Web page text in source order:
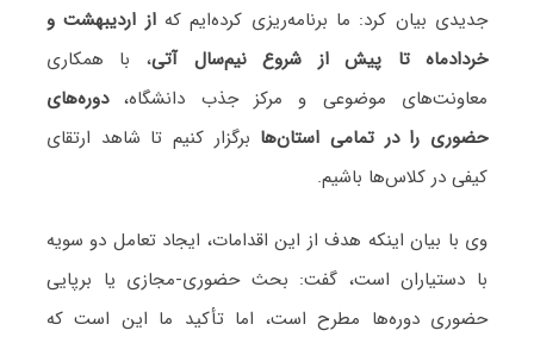
جدیدی بیان کرد: ما برنامه‌ریزی کرده‌ایم کهاز اردیبهشت و
خردادماه تا پیش از شروع نیم‌سال آتی، با همکاری
معاونت‌های موضوعی و مرکز جذب دانشگاه،دوره‌های
حضوری را در تمامی استان‌ها برگزار کنیم تا شاهد ارتقای
کیفی در کلاس‌ها باشیم.
وی با بیان اینکه هدف از این اقدامات، ایجاد تعامل دو سویه
با دستیاران است، گفت: بحث حضوری-مجازی یا برپایی
حضوری دوره‌ها مطرح است، اما تأکید ما این است که